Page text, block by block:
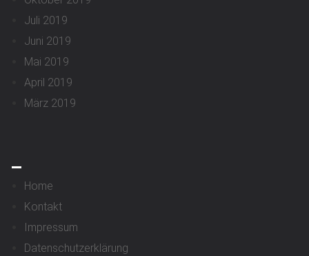
Juli 2019
Juni 2019
Mai 2019
April 2019
März 2019
Home
Kontakt
Impressum
Datenschutzerklärung